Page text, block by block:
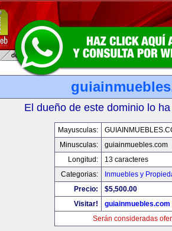
El dueño de este dominio lo
Mayusculas:
Minusculas:
guiainmuebles.com
Longitud:
13 caracteres
Categorias:
Inmuebles y
Precio:
$5,500.00
Visitar!
guiainmuebles.com
Serán consideradas